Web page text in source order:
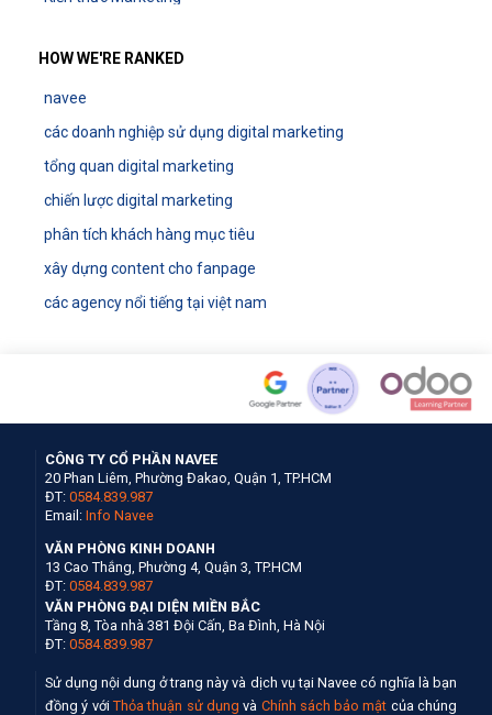
HOW WE'RE RANKED
navee
các doanh nghiệp sử dụng digital marketing
tổng quan digital marketing
chiến lược digital marketing
phân tích khách hàng mục tiêu
xây dựng content cho fanpage
các agency nổi tiếng tại việt nam
CÔNG TY CỔ PHẦN NAVEE
20 Phan Liêm, Phường Đakao, Quận 1, TP.HCM
ĐT: 0584.839.987
Email: Info Navee
VĂN PHÒNG KINH DOANH
13 Cao Thắng, Phường 4, Quận 3, TP.HCM
ĐT: 0584.839.987
VĂN PHÒNG ĐẠI DIỆN MIỀN BẮC
Tầng 8, Tòa nhà 381 Đội Cấn, Ba Đình, Hà Nội
ĐT: 0584.839.987
Sử dụng nội dung ở trang này và dịch vụ tại Navee có nghĩa là bạn
đồng ý với Thỏa thuận sử dụng và Chính sách bảo mật của chúng